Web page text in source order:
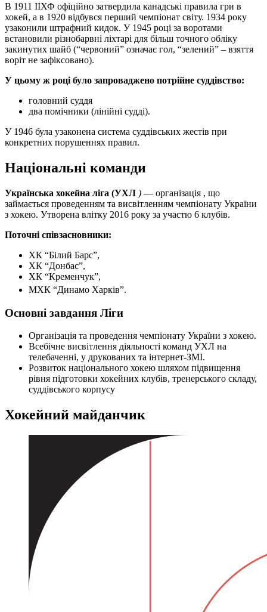
В 1911 ІІХФ офіційно затвердила канадські правила гри в
хокей, а в 1920 відбувся перший чемпіонат світу. 1934 року
узаконили штрафний кидок. У 1945 році за воротами
встановили різнобарвні ліхтарі для більш точного обліку
закинутих шайб (“червоний” означає гол, “зелений” – взяття
воріт не зафіксовано).
У цьому ж році було запроваджено потрійне суддівство:
головний суддя
два помічники (лінійні судді).
У 1946 була узаконена система суддівських жестів при
конкретних порушеннях правил.
Національні команди
Українська хокейна ліга (УХЛ ) — організація , що
займається проведенням та висвітленням чемпіонату України
з хокею. Утворена влітку 2016 року за участю 6 клубів.
Поточні співзасновники:
ХК “Білий Барс”,
ХК “Донбас”,
ХК “Кременчук”,
МХК “Динамо Харків”.
Основні завдання Ліги
Організація та проведення чемпіонату України з хокею.
Всебічне висвітлення діяльності команд УХЛ на
телебаченні, у друкованих та інтернет-ЗМІ.
Розвиток національного хокею шляхом підвищення
рівня підготовки хокейних клубів, тренерського складу,
суддівського корпусу
Хокейний майданчик